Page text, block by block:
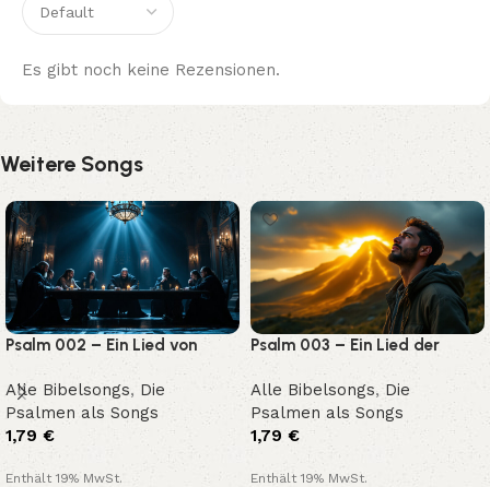
Es gibt noch keine Rezensionen.
Weitere Songs
Psalm 002 – Ein Lied von
Alle Bibelsongs, Die
Psalmen als Songs
1,79 €
Enthält 19% MwSt.
Psalm 003 – Ein Lied der
Alle Bibelsongs,Die
Psalmen als Songs
1,79 €
Enthält 19% MwSt.